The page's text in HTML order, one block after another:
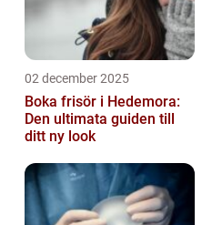
02 december 2025
Boka frisör i Hedemora:
Den ultimata guiden till
ditt ny look